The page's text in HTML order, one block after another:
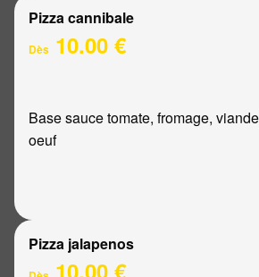
Pizza cannibale
Dès 10.00 €
Base sauce tomate, fromage,
oeuf
Pizza jalapenos
10.00 €